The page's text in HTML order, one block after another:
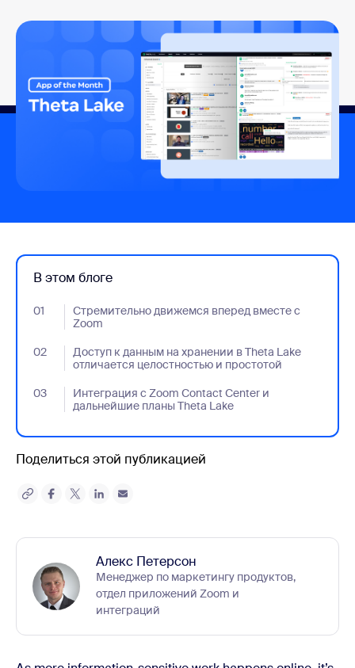
В этом блоге
01
Стремительно движемся вперед вместе с
Zoom
- Jumplink to Стремительно движемся вперед вместе с
02
Доступ к данным на хранении в Theta Lake
отличается целостностью и простотой
- Jumplink to Доступ к данным на хранении в Theta Lake
03
Интеграция с Zoom Contact Center и
дальнейшие планы Theta Lake
- Jumplink to Интеграция с Zoom Contact Center и
Поделиться этой публикацией
Алекс Петерсон
Менеджер по маркетингу продуктов,
отдел приложений Zoom и
интеграций